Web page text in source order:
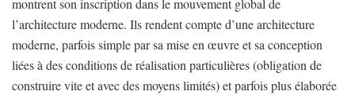
montrent son inscription dans le mouvement global de
l’architecture moderne. Ils rendent compte d’une architecture
moderne, parfois simple par sa mise en œuvre et sa conception
liées à des conditions de réalisation particulières (obligation de
construire vite et avec des moyens limités) et parfois plus élaborée